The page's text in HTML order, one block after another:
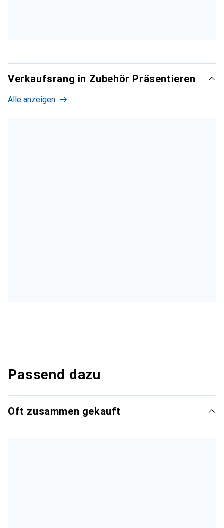
Verkaufsrang in Zubehör Präsentieren
Alle anzeigen
Passend dazu
Oft zusammen gekauft